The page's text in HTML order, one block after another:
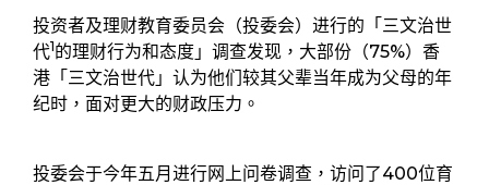
投资者及理财教育委员会（投委会）进行的「三文治世
代1的理财行为和态度」调查发现，大部份（75%）香
港「三文治世代」认为他们较其父辈当年成为父母的年
纪时，面对更大的财政压力。
投委会于今年五月进行网上问卷调查，访问了400位育